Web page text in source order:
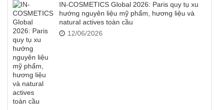
IN-COSMETICS Global 2026: Paris quy tụ xu
hướng nguyên liệu mỹ phẩm, hương liệu và
natural actives toàn cầu
12/06/2026